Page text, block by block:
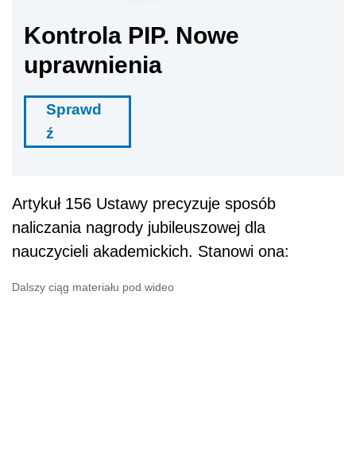
Kontrola PIP. Nowe
uprawnienia
Sprawd
ź
Artykuł 156 Ustawy precyzuje sposób
naliczania nagrody jubileuszowej dla
nauczycieli akademickich. Stanowi ona:
Dalszy ciąg materiału pod wideo